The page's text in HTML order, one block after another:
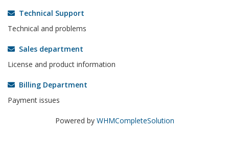
Technical Support
Technical and problems
Sales department
License and product information
Billing Department
Payment issues
Powered by WHMCompleteSolution